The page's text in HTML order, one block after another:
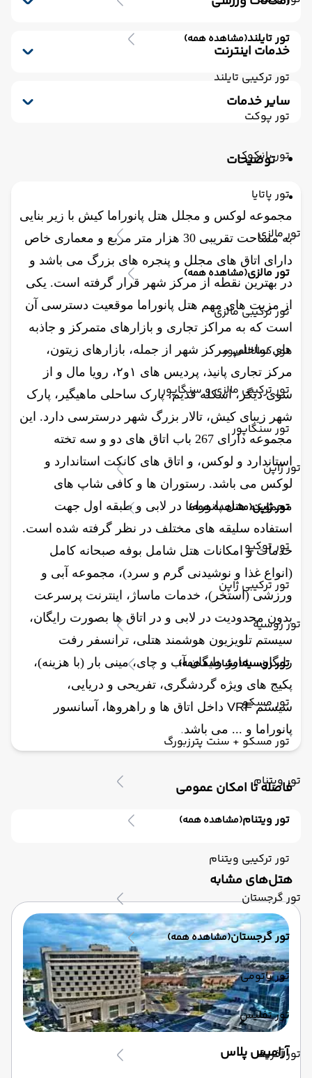
تور تایلند(مشاهده همه)
تور ترکیبی تایلند
تور پوکت
تور بانکوک
تور پاتایا
تور مالزی
تور مالزی(مشاهده همه)
تور ترکیبی مالزی
تور کوالالامپور
تور ترکیبی مالزی و سنگاپور
تور سنگاپور
تور ژاپن
تور ژاپن(مشاهده همه)
تور توکیو
تور ترکیبی ژاپن
تور روسیه
تور روسیه(مشاهده همه)
تور مسکو
تور مسکو + سنت پترزبورگ
تور ویتنام
تور ویتنام(مشاهده همه)
تور ترکیبی ویتنام
تور گرجستان
تور گرجستان(مشاهده همه)
تور باتومی
تور تفلیس
تور آفریقا
سرویس ایرانی
سونا
خدمات اینترنت
اینترنت بیسیم در لابی (شارژ جداگانه)
سایر خدمات
ترانسفر رفت (استقبال)
توضیحات
مجموعه لوکس و مجلل هتل پانوراما کیش با زیر بنایی
به مساحت تقریبی 30 هزار متر مربع و معماری خاص
دارای اتاق های مجلل و پنجره های بزرگ می باشد و
در بهترین نقطه از مرکز شهر قرار گرفته است. یکی
از مزیت های مهم هتل پانوراما موقعیت دسترسی آن
است که به مراکز تجاری و بازارهای متمرکز و جاذبه
های ساحلی مرکز شهر از جمله، بازارهای زیتون،
مرکز تجاری پانیذ، پردیس های ۱و۲، رویا مال و از
سوی دیگر، اسکله قدیم، پارک ساحلی ماهیگیر، پارک
شهر زیبای کیش، تالار بزرگ شهر درسترسی دارد. این
مجموعه دارای 267 باب اتاق های دو و سه تخته
استاندارد و لوکس، و اتاق های کانکت استاندارد و
لوکس می باشد. رستوران ها و کافی شاپ های
مجموعه هتل پانوراما در لابی و طبقه اول جهت
استفاده سلیقه های مختلف در نظر گرفته شده است.
خدمات و امکانات هتل شامل بوفه صبحانه کامل
(انواع غذا و نوشیدنی گرم و سرد)، مجموعه آبی و
ورزشی (استخر)، خدمات ماساژ، اینترنت پرسرعت
بدون محدودیت در لابی و در اتاق ها بصورت رایگان،
سیستم تلویزیون هوشمند هتلی، ترانسفر رفت
رایگان، شارژ رایگان آب و چای، مینی بار (با هزینه)،
پکیج های ویژه گردشگری، تفریحی و دریایی،
سیستمVRF داخل اتاق ها و راهروها، آسانسور
پانوراما و ... می باشد.
فاصله تا امکان عمومی
‌هتل‌های مشابه
آرامیس پلاس